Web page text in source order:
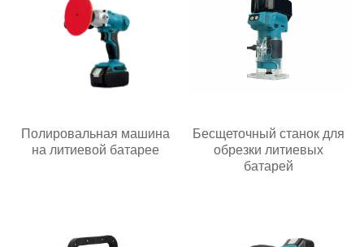
Полировальная машина
на литиевой батарее
Бесщеточный станок для
обрезки литиевых
батарей